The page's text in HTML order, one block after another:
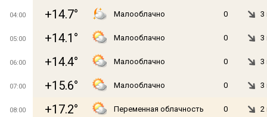
04:00 +14.7° Малооблачно 0 3
05:00 +14.1° Малооблачно 0 3
06:00 +14.4° Малооблачно 0 3
07:00 +15.6° Малооблачно 0 3
08:00 +17.2° Переменная облачность 0 2